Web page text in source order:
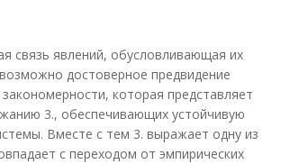
связь явлений, обусловливающая их
достоверное предвидение
которая представляет
3., обеспечивающих устойчивую
Вместе с тем 3. выражает одну из
с переходом от эмпирических